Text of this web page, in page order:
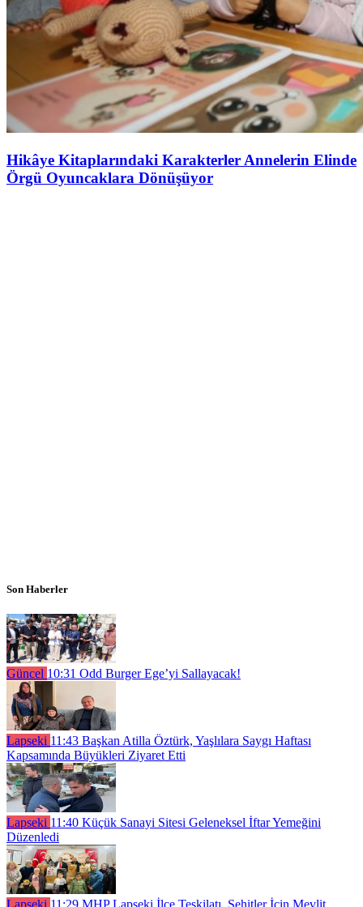
Hikâye Kitaplarındaki Karakterler Annelerin Elinde
Örgü Oyuncaklara Dönüşüyor
Son Haberler
Güncel 10:31 Odd Burger Ege’yi Sallayacak!
Lapseki 11:43 Başkan Atilla Öztürk, Yaşlılara Saygı Haftası
Kapsamında Büyükleri Ziyaret Etti
Lapseki 11:40 Küçük Sanayi Sitesi Geleneksel İftar Yemeğini
Düzenledi
Lapseki 11:29 MHP Lapseki İlçe Teşkilatı, Şehitler İçin Mevlit